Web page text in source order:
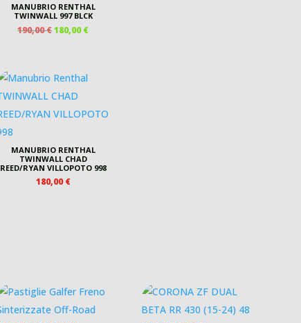
MANUBRIO RENTHAL
TWINWALL 997 BLCK
190,00€IL
190,00 €.
180,00€IL
MANUBRIO RENTHAL
TWINWALL CHAD
REED/RYAN VILLOPOTO 998
180,00€